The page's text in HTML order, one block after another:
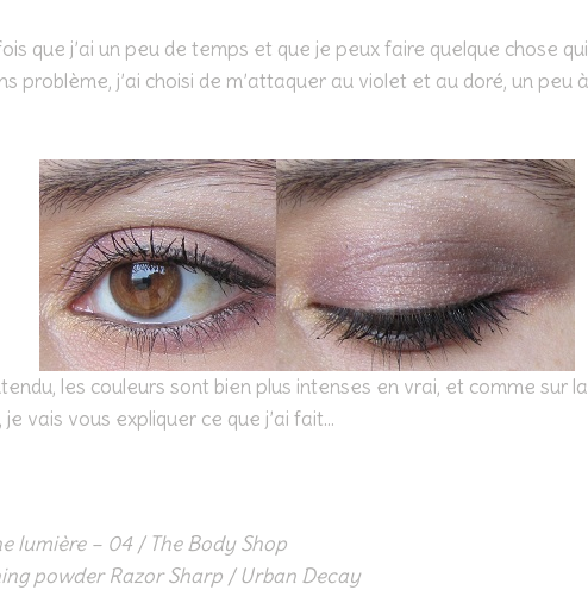
que j’ai un peu de temps et que je peux faire quelque chose
problème, j’ai choisi de m’attaquer au violet et au doré, un peu
les couleurs sont bien plus intenses en vrai, et comme sur
vais vous expliquer ce que j’ai fait…
lumière – 04 / The Body Shop
powder Razor Sharp / Urban Decay